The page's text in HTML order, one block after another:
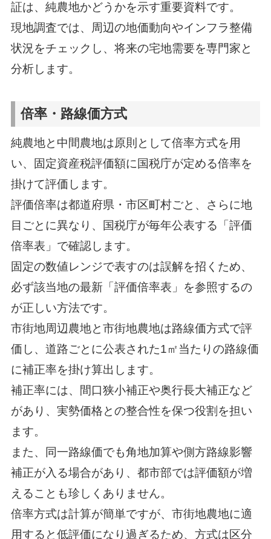
証は、純農地かどうかを示す重要資料です。
現地調査では、周辺の地価動向やインフラ整備
状況をチェックし、将来の宅地需要を専門家と
分析します。
倍率・路線価方式
純農地と中間農地は原則として倍率方式を用
い、固定資産税評価額に国税庁が定める倍率を
掛けて評価します。
評価倍率は都道府県・市区町村ごと、さらに地
目ごとに異なり、国税庁が毎年公表する「評価
倍率表」で確認します。
固定の数値レンジで表すのは誤解を招くため、
必ず該当地の最新「評価倍率表」を参照するの
が正しい方法です。
市街地周辺農地と市街地農地は路線価方式で評
価し、道路ごとに公表された1㎡当たりの路線価
に補正率を掛け算出します。
補正率には、間口狭小補正や奥行長大補正など
があり、実勢価格との整合性を保つ役割を担い
ます。
また、同一路線価でも角地加算や側方路線影響
補正が入る場合があり、都市部では評価額が増
えることも珍しくありません。
倍率方式は計算が簡単ですが、市街地農地に適
用すると低評価になり過ぎるため、方式は区分